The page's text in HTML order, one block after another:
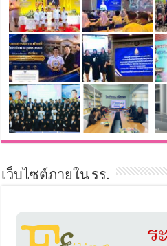
เว็บไซต์ภายใน รร.